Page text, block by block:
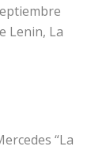
Lenin, La
“La